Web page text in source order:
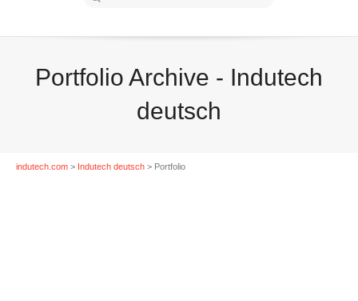
Portfolio Archive - Indutech
deutsch
indutech.com > Indutech deutsch > Portfolio